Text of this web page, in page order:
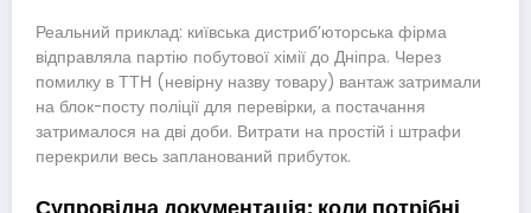
Реальний приклад: київська дистриб’юторська фірма
відправляла партію побутової хімії до Дніпра. Через
помилку в ТТН (невірну назву товару) вантаж затримали
на блок-посту поліції для перевірки, а постачання
затрималося на дві доби. Витрати на простій і штрафи
перекрили весь запланований прибуток.